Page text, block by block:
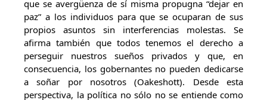
que se avergüenza de sí misma propugna “dejar en
paz” a los individuos para que se ocuparan de sus
propios asuntos sin interferencias molestas. Se
afirma también que todos tenemos el derecho a
perseguir nuestros sueños privados y que, en
consecuencia, los gobernantes no pueden dedicarse
a soñar por nosotros (Oakeshott). Desde esta
perspectiva, la política no sólo no se entiende como